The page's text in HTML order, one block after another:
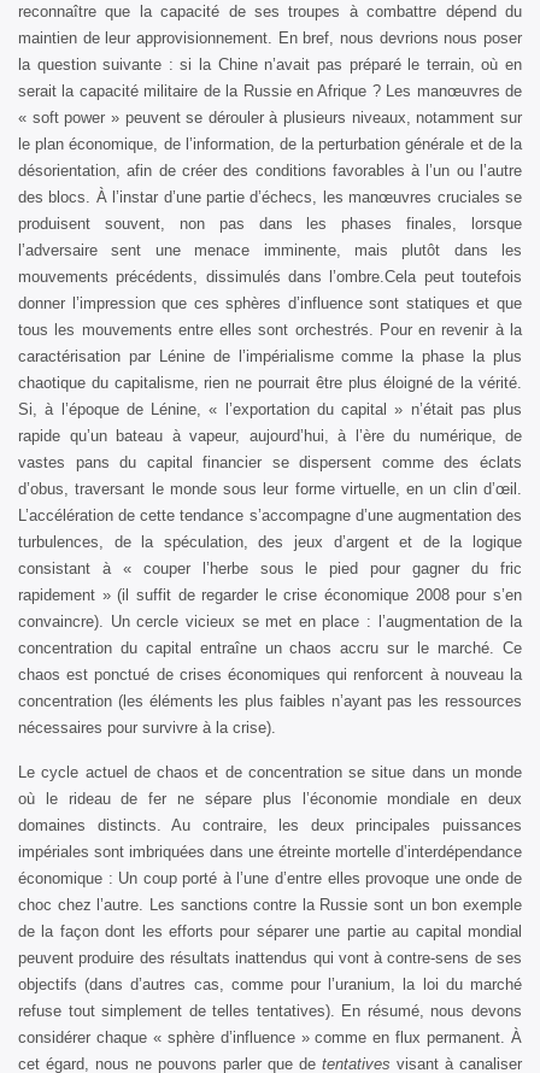
reconnaître que la capacité de ses troupes à combattre dépend du
maintien de leur approvisionnement. En bref, nous devrions nous poser
la question suivante : si la Chine n’avait pas préparé le terrain, où en
serait la capacité militaire de la Russie en Afrique ? Les manœuvres de
« soft power » peuvent se dérouler à plusieurs niveaux, notamment sur
le plan économique, de l’information, de la perturbation générale et de la
désorientation, afin de créer des conditions favorables à l’un ou l’autre
des blocs. À l’instar d’une partie d’échecs, les manœuvres cruciales se
produisent souvent, non pas dans les phases finales, lorsque
l’adversaire sent une menace imminente, mais plutôt dans les
mouvements précédents, dissimulés dans l’ombre.Cela peut toutefois
donner l’impression que ces sphères d’influence sont statiques et que
tous les mouvements entre elles sont orchestrés. Pour en revenir à la
caractérisation par Lénine de l’impérialisme comme la phase la plus
chaotique du capitalisme, rien ne pourrait être plus éloigné de la vérité.
Si, à l’époque de Lénine, « l’exportation du capital » n’était pas plus
rapide qu’un bateau à vapeur, aujourd’hui, à l’ère du numérique, de
vastes pans du capital financier se dispersent comme des éclats
d’obus, traversant le monde sous leur forme virtuelle, en un clin d’œil.
L’accélération de cette tendance s’accompagne d’une augmentation des
turbulences, de la spéculation, des jeux d’argent et de la logique
consistant à « couper l’herbe sous le pied pour gagner du fric
rapidement » (il suffit de regarder le crise économique 2008 pour s’en
convaincre). Un cercle vicieux se met en place : l’augmentation de la
concentration du capital entraîne un chaos accru sur le marché. Ce
chaos est ponctué de crises économiques qui renforcent à nouveau la
concentration (les éléments les plus faibles n’ayant pas les ressources
nécessaires pour survivre à la crise).
Le cycle actuel de chaos et de concentration se situe dans un monde
où le rideau de fer ne sépare plus l’économie mondiale en deux
domaines distincts. Au contraire, les deux principales puissances
impériales sont imbriquées dans une étreinte mortelle d’interdépendance
économique : Un coup porté à l’une d’entre elles provoque une onde de
choc chez l’autre. Les sanctions contre la Russie sont un bon exemple
de la façon dont les efforts pour séparer une partie au capital mondial
peuvent produire des résultats inattendus qui vont à contre-sens de ses
objectifs (dans d’autres cas, comme pour l’uranium, la loi du marché
refuse tout simplement de telles tentatives). En résumé, nous devons
considérer chaque « sphère d’influence » comme en flux permanent. À
cet égard, nous ne pouvons parler que de tentatives visant à canaliser